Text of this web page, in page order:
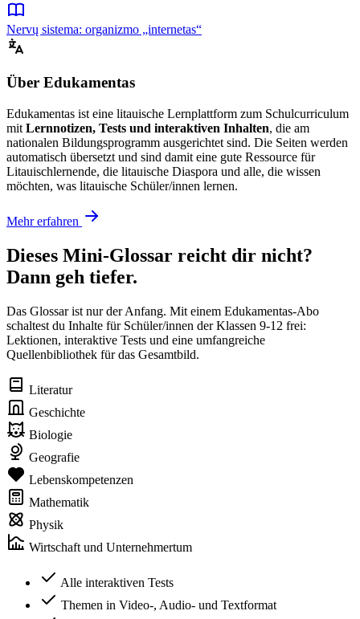
Nervų sistema: organizmo „internetas“
Über Edukamentas
Edukamentas ist eine litauische Lernplattform zum Schulcurriculum
mit Lernnotizen, Tests und interaktiven Inhalten, die am
nationalen Bildungsprogramm ausgerichtet sind. Die Seiten werden
automatisch übersetzt und sind damit eine gute Ressource für
Litauischlernende, die litauische Diaspora und alle, die wissen
möchten, was litauische Schüler/innen lernen.
Mehr erfahren
Dieses Mini-Glossar reicht dir nicht?
Dann geh tiefer.
Das Glossar ist nur der Anfang. Mit einem Edukamentas-Abo
schaltest du Inhalte für Schüler/innen der Klassen 9-12 frei:
Lektionen, interaktive Tests und eine umfangreiche
Quellenbibliothek für das Gesamtbild.
Literatur
Geschichte
Biologie
Geografie
Lebenskompetenzen
Mathematik
Physik
Wirtschaft und Unternehmertum
Alle interaktiven Tests
Themen in Video-, Audio- und Textformat